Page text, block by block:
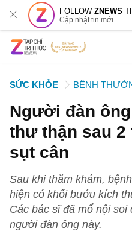
FOLLOWZNEWS
Cập nhật tin mới
SỨC KHỎE BỆNH
Người đàn
thư thận sau 2
sụt cân
Sau khi thăm khám,
hiện có khối bướu kích
Các bác sĩ đã mổ nội
người đàn ông này.